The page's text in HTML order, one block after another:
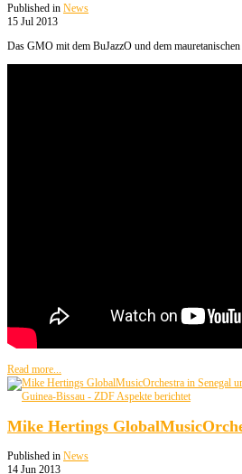
Published in News
15 Jul 2013
Das GMO mit dem BuJazzO und dem
Read more...
Mike Hertings
Published in News
14 Jun 2013